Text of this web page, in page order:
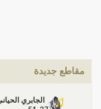
مقاطع جديدة
الجابري